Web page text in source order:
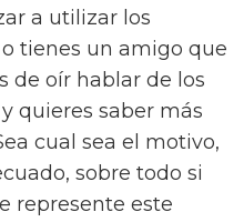
a utilizar los
tienes un amigo que
de oír hablar de los
quieres saber más
cual sea el motivo,
sobre todo si
represente este